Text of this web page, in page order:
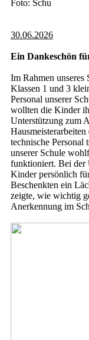
Foto: Schu
30.06.2026
Ein Dankeschön
Im Rahmen unseres
Klassen 1 und 3
Personal unserer
wollten die Kinder
Unterstützung zum
technische Personal
unserer Schule
funktioniert. Bei der
Kinder persönlich
Beschenkten ein
zeigte, wie wichtig
Anerkennung im